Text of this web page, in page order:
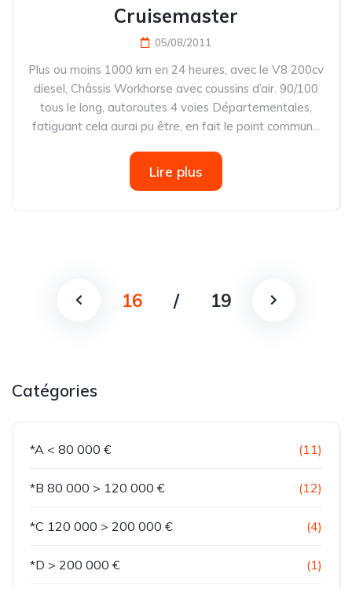
Cruisemaster
05/08/2011
Plus ou moins 1000 km en 24 heures, avec le V8 200cv
diesel, Châssis Workhorse avec coussins d’air. 90/100
tous le long, autoroutes 4 voies Départementales,
fatiguant cela aurai pu être, en fait le point commun...
Lire plus
16 / 19
Catégories
*A < 80 000 € (11)
*B 80 000 > 120 000 € (12)
*C 120 000 > 200 000 € (4)
*D > 200 000 € (1)